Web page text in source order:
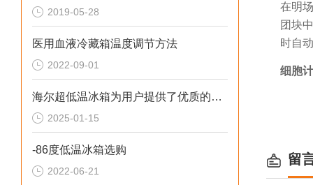
2019-05-28
医用血液冷藏箱温度调节方法
2022-09-01
海尔超低温冰箱为用户提供了优质的冷藏解决方案
2025-01-15
-86度低温冰箱选购
2022-06-21
在明
团块
时自
细胞
留